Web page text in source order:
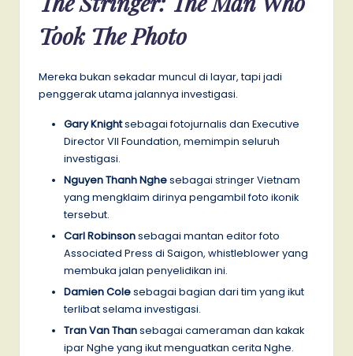
Took The Photo
Mereka bukan sekadar muncul di layar, tapi jadi
penggerak utama jalannya investigasi.
Gary Knightsebagai fotojurnalis dan Executive
Director VII Foundation, memimpin seluruh
investigasi.
Nguyen Thanh Nghesebagai stringer Vietnam
yang mengklaim dirinya pengambil foto ikonik
tersebut.
Carl Robinsonsebagai mantan editor foto
Associated Press di Saigon, whistleblower yang
membuka jalan penyelidikan ini.
Damien Colesebagai bagian dari tim yang ikut
terlibat selama investigasi.
Tran Van Thansebagai cameraman dan kakak
ipar Nghe yang ikut menguatkan cerita Nghe.